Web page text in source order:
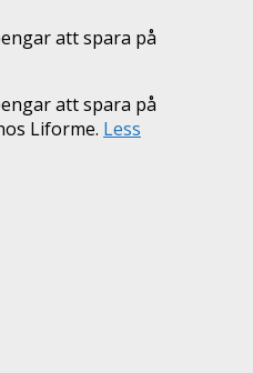
att spara på
att spara på
Liforme. Less